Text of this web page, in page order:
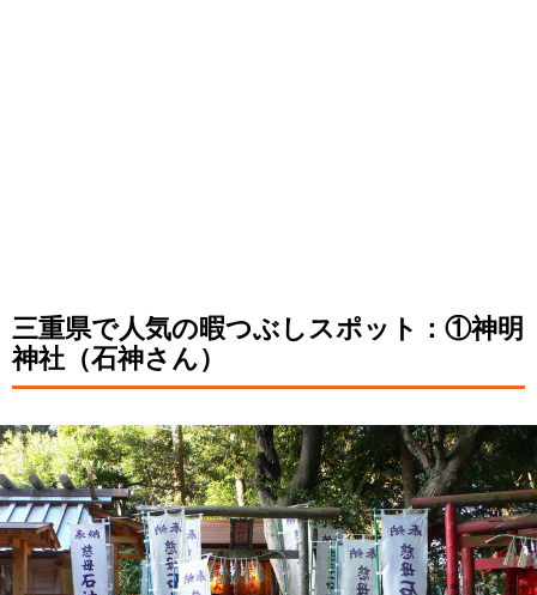
三重県で人気の暇つぶしスポット：①神明
神社（石神さん）